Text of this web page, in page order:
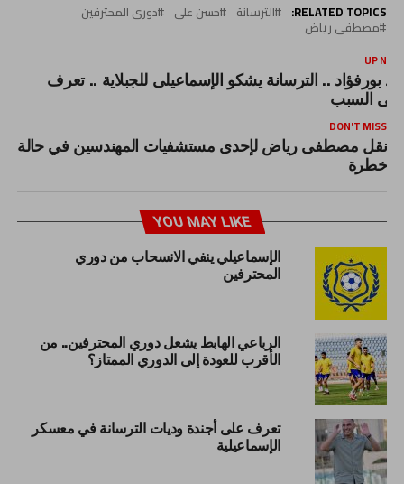
RELATED TOPICS: الترسانة حسن على دورى المحترفين
مصطفى رياض
UP
بورفؤاد .. الترسانة يشكو الإسماعيلى للجبلاية .. تعرف
السبب
DON'T MISS
نقل مصطفى رياض لإحدى مستشفيات المهندسين في حالة
خطرة
YOU MAY LIKE
الإسماعيلي ينفي الانسحاب من دوري
المحترفين
الرباعي الهابط يشعل دوري المحترفين.. من
الأقرب للعودة إلى الدوري الممتاز؟
تعرف على أجندة وديات الترسانة في معسكر
الإسماعيلية